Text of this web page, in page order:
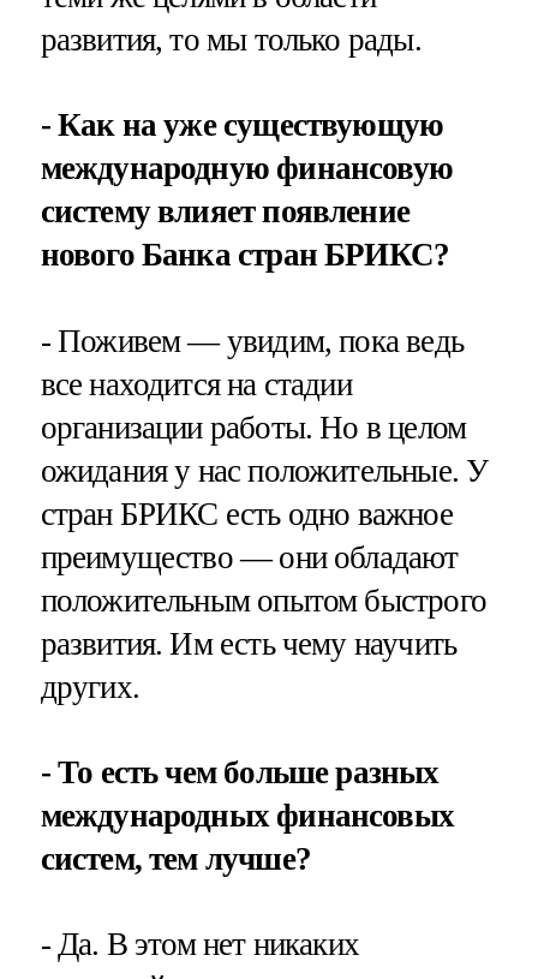
развития, то мы только рады.
- Как на уже существующую
международную финансовую
систему влияет появление
нового Банка стран БРИКС?
- Поживем — увидим, пока ведь
все находится на стадии
организации работы. Но в целом
ожидания у нас положительные. У
стран БРИКС есть одно важное
преимущество — они обладают
положительным опытом быстрого
развития. Им есть чему научить
других.
- То есть чем больше разных
международных финансовых
систем, тем лучше?
- Да. В этом нет никаких